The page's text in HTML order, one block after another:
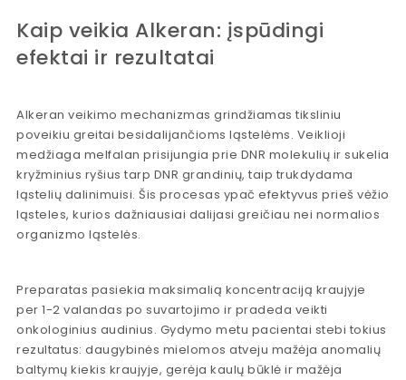
Kaip veikia Alkeran: įspūdingi
efektai ir rezultatai
Alkeran veikimo mechanizmas grindžiamas tiksliniu
poveikiu greitai besidalijančioms ląstelėms. Veiklioji
medžiaga melfalan prisijungia prie DNR molekulių ir sukelia
kryžminius ryšius tarp DNR grandinių, taip trukdydama
ląstelių dalinimuisi. Šis procesas ypač efektyvus prieš vėžio
ląsteles, kurios dažniausiai dalijasi greičiau nei normalios
organizmo ląstelės.
Preparatas pasiekia maksimalią koncentraciją kraujyje
per 1-2 valandas po suvartojimo ir pradeda veikti
onkologinius audinius. Gydymo metu pacientai stebi tokius
rezultatus: daugybinės mielomos atveju mažėja anomalių
baltymų kiekis kraujyje, gerėja kaulų būklė ir mažėja